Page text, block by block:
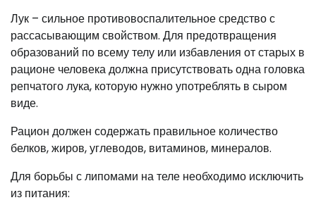
Лук – сильное противовоспалительное средство с
рассасывающим свойством. Для предотвращения
образований по всему телу или избавления от старых в
рационе человека должна присутствовать одна головка
репчатого лука, которую нужно употреблять в сыром
виде.
Рацион должен содержать правильное количество
белков, жиров, углеводов, витаминов, минералов.
Для борьбы с липомами на теле необходимо исключить
из питания: